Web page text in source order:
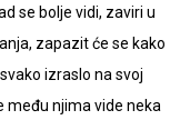
se bolje vidi, zaviri u
zapazit će se kako
izraslo na svoj
među njima vide neka